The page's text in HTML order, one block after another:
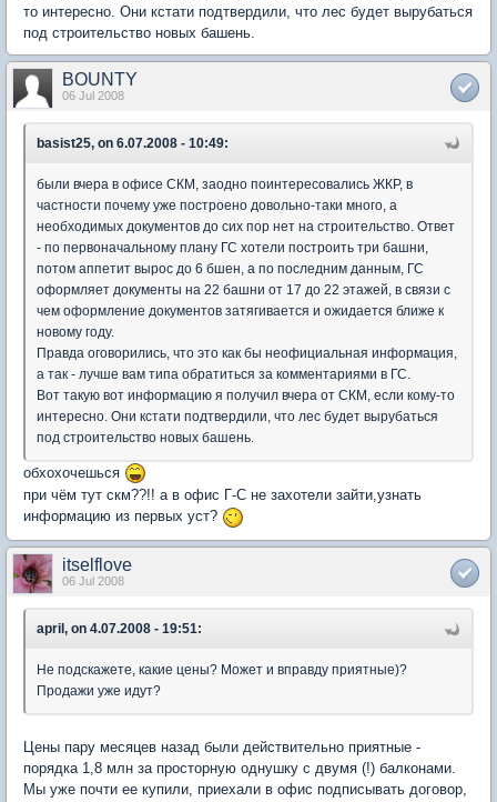
то интересно. Они кстати подтвердили, что лес будет вырубаться
под строительство новых башень.
BOUNTY
06 Jul 2008
basist25, on 6.07.2008 - 10:49:
были вчера в офисе СКМ, заодно поинтересовались ЖКР, в
частности почему уже построено довольно-таки много, а
необходимых документов до сих пор нет на строительство. Ответ
- по первоначальному плану ГС хотели построить три башни,
потом аппетит вырос до 6 бшен, а по последним данным, ГС
оформляет документы на 22 башни от 17 до 22 этажей, в связи с
чем оформление документов затягивается и ожидается ближе к
новому году.
Правда оговорились, что это как бы неофициальная информация,
а так - лучше вам типа обратиться за комментариями в ГС.
Вот такую вот информацию я получил вчера от СКМ, если кому-то
интересно. Они кстати подтвердили, что лес будет вырубаться
под строительство новых башень.
обхохочешься
при чём тут скм??!! а в офис Г-С не захотели зайти,узнать
информацию из первых уст?
itselflove
06 Jul 2008
april, on 4.07.2008 - 19:51:
Не подскажете, какие цены? Может и вправду приятные)?
Продажи уже идут?
Цены пару месяцев назад были действительно приятные -
порядка 1,8 млн за просторную однушку с двумя (!) балконами.
Мы уже почти ее купили, приехали в офис подписывать договор,